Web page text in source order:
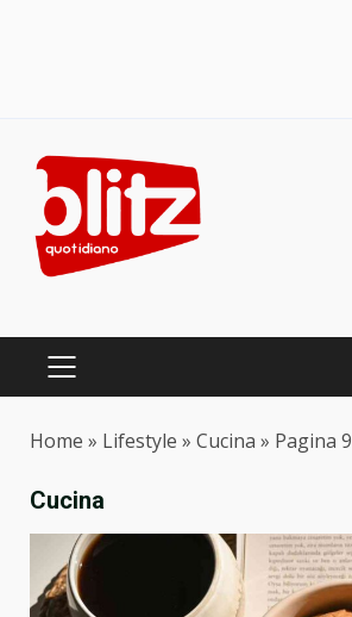
content
PRIMARY
Home » Lifestyle » Cucina » Pagina 9
Cucina